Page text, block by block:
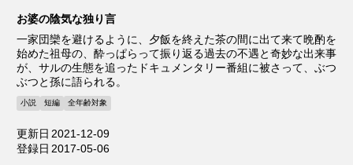
お婆の陰気な独り言
一家団欒を避けるように、夕飯を終えた茶の間に出て来て晩酌を
始めた祖母の、酔っぱらって振り返る過去の不遇と奇妙な出来事
が、サルの生態を追ったドキュメンタリー番組に被さって、ぶつ
ぶつと孫に語られる。
小説 短編 全年齢対象
更新日 2021-12-09
登録日 2017-05-06